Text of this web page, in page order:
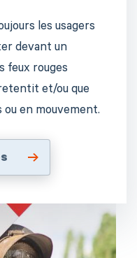
les usagers
devant un
feux rouges
et/ou que
en mouvement.